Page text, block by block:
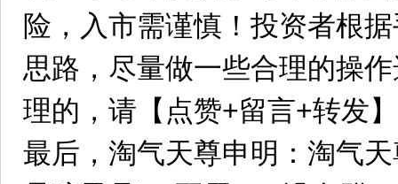
险，入市需谨慎！投资者根
思路，尽量做一些合理的操
理的，请【点赞+留言+转发
最后，淘气天尊申明：淘气